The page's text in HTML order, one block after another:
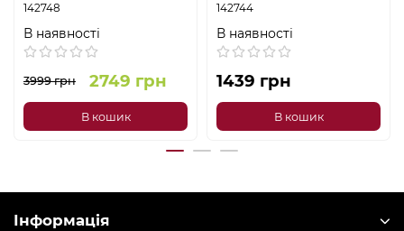
142748
В наявності
3999 грн 2749 грн
В кошик
142744
В наявності
1439 грн
В кошик
Інформація